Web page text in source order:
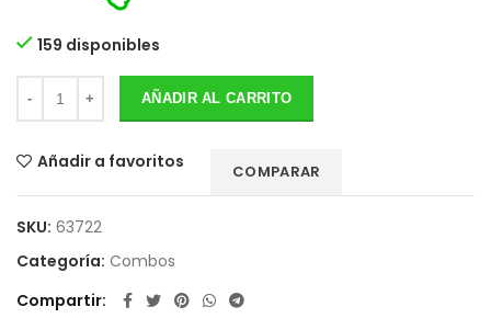
159 disponibles
AÑADIR AL CARRITO
Añadir a favoritos COMPARAR
SKU: 63722
Categoría: Combos
Compartir